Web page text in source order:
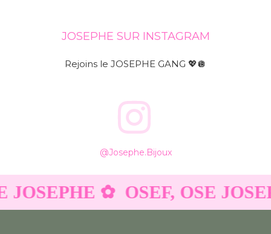
JOSEPHE SUR INSTAGRAM
Rejoins le JOSEPHE GANG 💖🪩
@josephe.bijoux
JOSEPHE ✿ OSEF, OSE